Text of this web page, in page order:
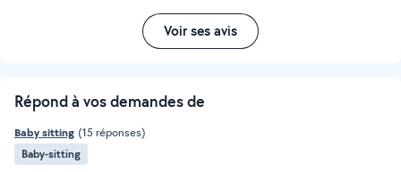
Voir ses avis
Répond à vos demandes de
Baby sitting (15 réponses)
Baby-sitting